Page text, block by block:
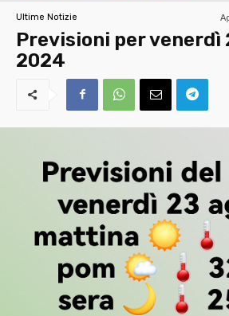
Ultime Notizie
Previsioni per venerdì
2024